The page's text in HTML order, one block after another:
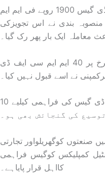
بعد ازاں پیٹرولیم ڈویژن نے فروری 2025 میں ای سی سی کو 45 ایم ایم سی ایف ڈی گیس 1900 روپے فی ایم ایم
بندی نے اس تجویزکی
ایک بار پھر رک گیا۔
سوئی سدرن گیس کمپنی کے مطابق نیشنل اسٹیل کمپلیکس کو اوگراکے مقررہ نرخ پر 40 ایم ایم سی ایف ڈی
نے اسے قبول نہیں کیا۔
ایس آئی ایف سی نے ایس ایس جی سی کو ہدایت کی کہ وہ 45 ایم ایم سی ایف ڈی گیس کی فراہمی کیلیے 10
کوگھریلواور تجارتی
کمپلیکس کوگیس فراہمی
کااہل قرار پایاہے۔